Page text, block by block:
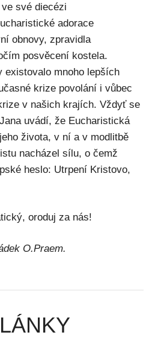
své diecézi
adorace
obnovy, zpravidla
posvěcení kostela.
existovalo mnoho lepších
krize povolání i vůbec
v našich krajích. Vždyť se
uvádí, že Eucharistická
života, v ní a v modlitbě
nacházel sílu, o čemž
heslo: Utrpení Kristovo,
oroduj za nás!
O.Praem.